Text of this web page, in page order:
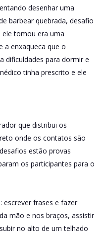
desenhar uma
barbear quebrada, desafio
ele tomou era uma
a enxaqueca que o
dificuldades para dormir e
tinha prescrito e ele
que distribui os
onde os contatos são
estão provas
os participantes para o
escrever frases e fazer
mão e nos braços, assistir
no alto de um telhado